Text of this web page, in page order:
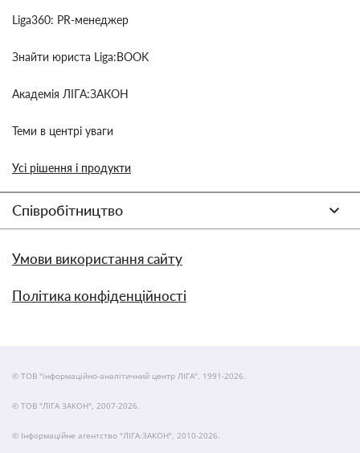
Liga360: PR-менеджер
Знайти юриста Liga:BOOK
Академія ЛІГА:ЗАКОН
Теми в центрі уваги
Усі рішення і продукти
Співробітництво
Умови використання сайту
Політика конфіденційності
© ТОВ "інформаційно-аналітичний центр ЛІГА", 1991-2026.
© ТОВ "ЛІГА ЗАКОН", 2007-2026.
© Інформаційне агентство "ЛІГА:ЗАКОН", 2010-2026.